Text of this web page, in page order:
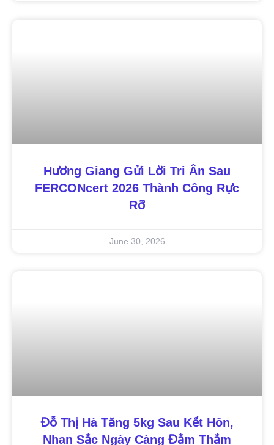
Hương Giang Gửi Lời Tri Ân Sau
FERCONcert 2026 Thành Công Rực
Rỡ
June 30, 2026
Đỗ Thị Hà Tăng 5kg Sau Kết Hôn,
Nhan Sắc Ngày Càng Đằm Thắm